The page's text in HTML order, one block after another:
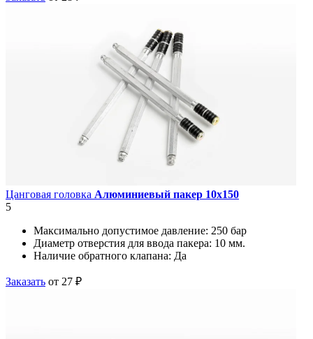
Цанговая головка Алюминиевый пакер 10х150
5
Максимально допустимое давление: 250 бар
Диаметр отверстия для ввода пакера: 10 мм.
Наличие обратного клапана: Да
Заказать от 27 ₽